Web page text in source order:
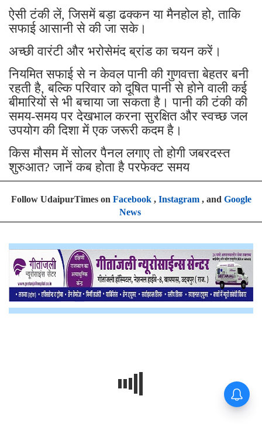
ऐसी टंकी लें, जिसमें बड़ा ढक्कन या मैनहोल हो, ताकि
सफाई आसानी से की जा सके।
अच्छी वारंटी और भरोसेमंद ब्रांड का चयन करें।
नियमित सफाई से न केवल पानी की गुणवत्ता बेहतर बनी
रहती है, बल्कि परिवार को दूषित पानी से होने वाली कई
बीमारियों से भी बचाया जा सकता है। पानी की टंकी की
समय-समय पर देखभाल करना सुरक्षित और स्वच्छ जल
उपयोग की दिशा में एक जरूरी कदम है।
किस मौसम में सोलर पैनल लगाए तो होगी जबरदस्त
शुरुआत? जानें कब होता है परफेक्ट समय
Follow UdaipurTimes on Facebook, Instagram, and Google
News